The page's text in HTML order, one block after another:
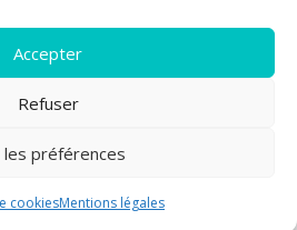
Accepter
Refuser
les préférences
cookiesMentions légales
de cookies.
|Plan du site